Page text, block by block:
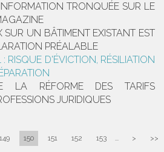
TRONQUÉE SUR LE
SUR UN BÂTIMENT EXISTANT EST
PRÉALABLE
RISQUE D'ÉVICTION, RÉSILIATION
LA RÉFORME DES TARIFS
JURIDIQUES
149 150 151 152 153 ... > >>